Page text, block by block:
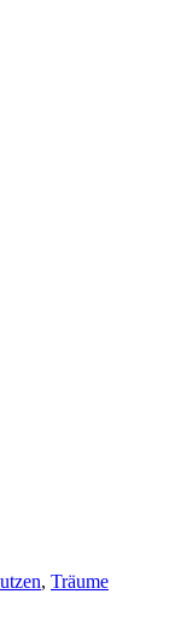
, Träume